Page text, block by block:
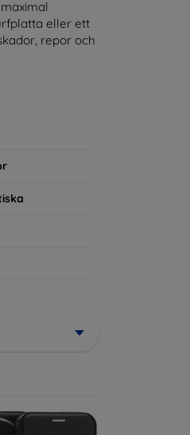
eller ett
repor och
teknikälskare